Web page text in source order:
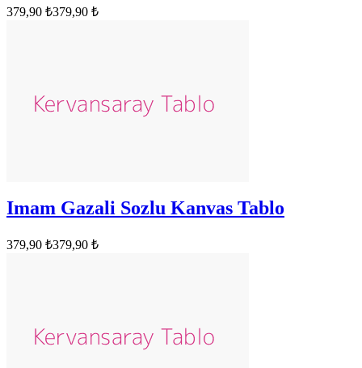
379,90 ₺379,90 ₺
Imam Gazali Sozlu Kanvas Tablo
379,90 ₺379,90 ₺